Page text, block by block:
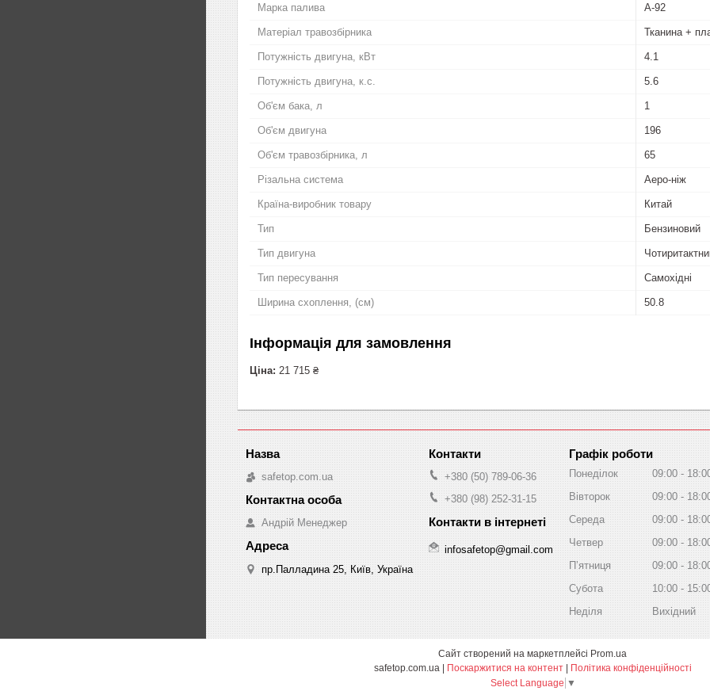
Марка палива А-92
Матеріал травозбірника Тканина +
Потужність двигуна, кВт 4.1
Потужність двигуна, к.с. 5.6
Об'єм бака, л 1
Об'єм двигуна 196
Об'єм травозбірника, л 65
Різальна система Аеро-ніж
Країна-виробник товару Китай
Тип Бензиновий
Тип двигуна
Тип пересування Самохідні
Ширина схоплення, (см) 50.8
Інформація для замовлення
Ціна: 21 715 ₴
safetop.com.ua
Андрій Менеджер
пр.Палладина 25, Київ, Україна
+380 (50) 789-06-36
+380 (98) 252-31-15
infosafetop@gmail.com
Графік роботи
Понеділок 09:00
Вівторок
09:00
Середа
09:00
Четвер
09:00
Пʼятниця
09:00
Субота
10:00
Неділя
Вихідний
Сайт створений на маркетплейсі Prom.ua
Поскаржитися на контент
Політика конфіденційності
Select Language ▼